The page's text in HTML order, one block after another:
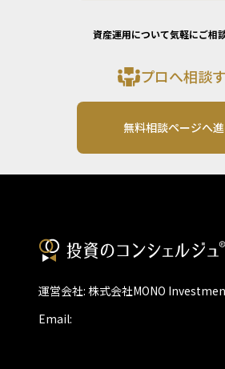
資産運用について気軽にご相
プロへ相談
無料相談ページへ
運営会社: 株式会社MONO
Email: